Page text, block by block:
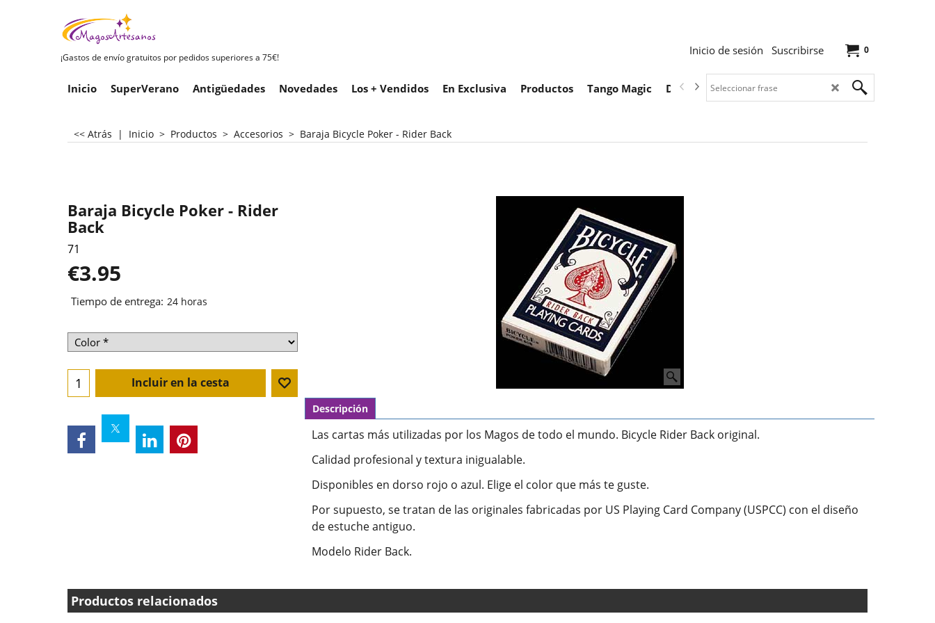
¡Gastos de envío gratuitos por pedidos superiores a 75€!
0
Inicio de sesión Suscribirse
Inicio SuperVerano Antigüedades Novedades Los + Vendidos En Exclusiva Productos Tango Magic Descargas
<< Atrás | Inicio > Productos > Accesorios > Baraja Bicycle Poker - Rider Back
Baraja Bicycle Poker - Rider
Back
71
€3.95
Tiempo de entrega: 24 horas
Incluir en la cesta
Descripción
Las cartas más utilizadas por los Magos de todo el mundo. Bicycle Rider Back original.
Calidad profesional y textura inigualable.
Disponibles en dorso rojo o azul. Elige el color que más te guste.
Por supuesto, se tratan de las originales fabricadas por US Playing Card Company (USPCC) con el diseño
de estuche antiguo.
Modelo Rider Back.
Productos relacionados